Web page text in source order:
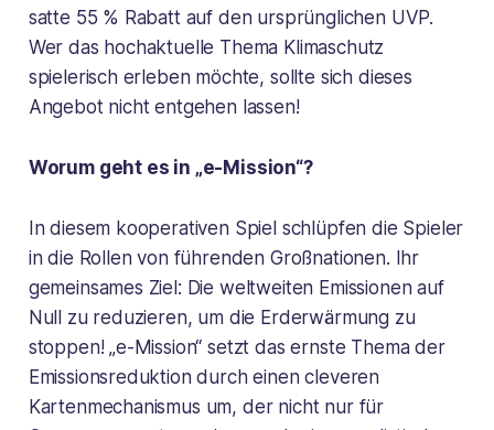
satte 55 % Rabatt auf den ursprünglichen UVP.
Wer das hochaktuelle Thema Klimaschutz
spielerisch erleben möchte, sollte sich dieses
Angebot nicht entgehen lassen!
Worum geht es in „e-Mission“?
In diesem kooperativen Spiel schlüpfen die Spieler
in die Rollen von führenden Großnationen. Ihr
gemeinsames Ziel: Die weltweiten Emissionen auf
Null zu reduzieren, um die Erderwärmung zu
stoppen! „e-Mission“ setzt das ernste Thema der
Emissionsreduktion durch einen cleveren
Kartenmechanismus um, der nicht nur für